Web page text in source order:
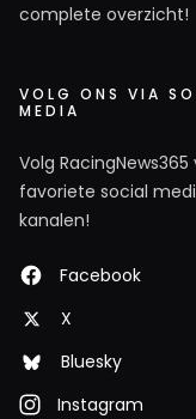
complete overzicht!
VOLG ONS VIA
MEDIA
Volg RacingNews365
favoriete social
kanalen!
Facebook
X
Bluesky
Instagram